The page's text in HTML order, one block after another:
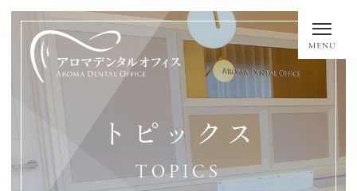
トピックス
TOPICS